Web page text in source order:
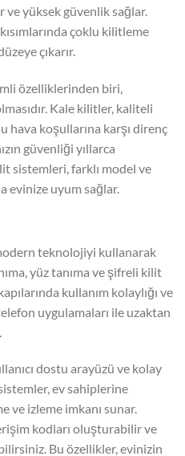
ve yüksek güvenlik sağlar.
çoklu kilitleme
çıkarır.
özelliklerinden biri,
Kale kilitler, kaliteli
hava koşullarına karşı direnç
güvenliği yıllarca
sistemleri, farklı model ve
evinize uyum sağlar.
teknolojiyi kullanarak
yüz tanıma ve şifreli kilit
kullanım kolaylığı ve
uygulamaları ile uzaktan
dostu arayüzü ve kolay
ev sahiplerine
ve izleme imkanı sunar.
kodları oluşturabilir ve
Bu özellikler, evinizin